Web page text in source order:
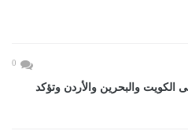
0
الكويت والبحرين والأردن وتؤكد